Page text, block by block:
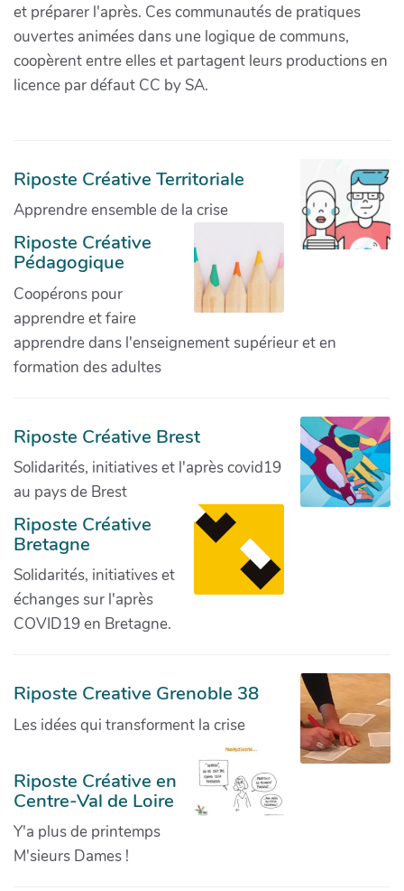
et préparer l'après. Ces communautés de pratiques
ouvertes animées dans une logique de communs,
coopèrent entre elles et partagent leurs productions en
licence par défaut CC by SA.
Riposte Créative Territoriale
Apprendre ensemble de la crise
Riposte Créative
Pédagogique
Coopérons pour
apprendre et faire
apprendre dans l'enseignement supérieur et en
formation des adultes
Riposte Créative Brest
Solidarités, initiatives et l'après covid19
au pays de Brest
Riposte Créative
Bretagne
Solidarités, initiatives et
échanges sur l'après
COVID19 en Bretagne.
Riposte Creative Grenoble 38
Les idées qui transforment la crise
Riposte Créative en
Centre-Val de Loire
Y'a plus de printemps
M'sieurs Dames !